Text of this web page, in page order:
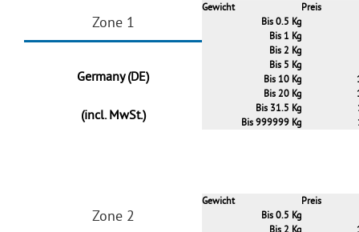
Zone 1
Germany (DE)
(incl. MwSt.)
Gewicht
Preis
Bis 0.5 Kg
Bis 1 Kg
Bis 2 Kg
Bis 5 Kg
Bis 10 Kg
Bis 20 Kg
Bis 31.5 Kg
Bis 999999 Kg
Zone 2
Gewicht
Preis
Bis 0.5 Kg
Bis 2 Kg